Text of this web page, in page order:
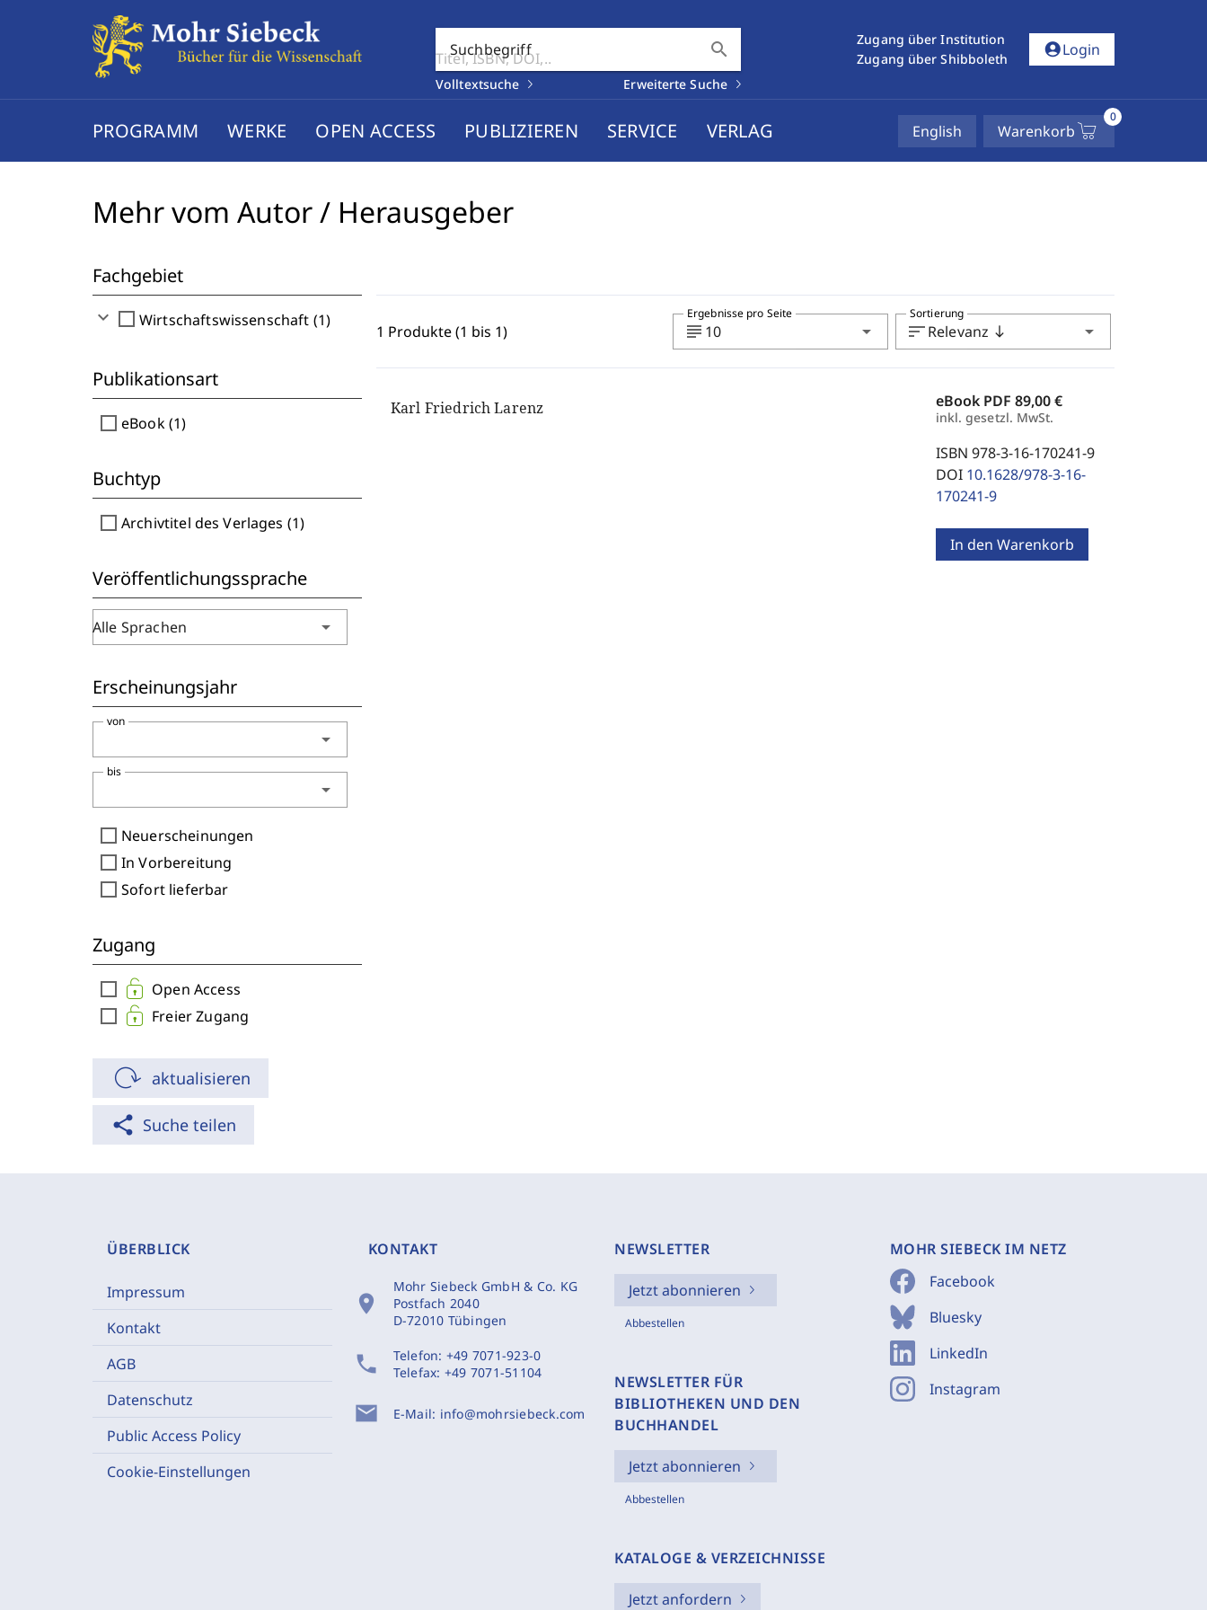
Suchbegriff search
Volltextsuche Erweiterte Suche
Zugang über Institution
Zugang über Shibboleth
account_circleLogin
PROGRAMM WERKE OPEN ACCESS PUBLIZIEREN SERVICE VERLAG English Warenkorb
0
Mehr vom Autor / Herausgeber
Fachgebiet
expand_more check_box_outline_blank Wirtschaftswissenschaft (1)
Publikationsart
check_box_outline_blank eBook (1)
Buchtyp
check_box_outline_blank Archivtitel des Verlages (1)
Veröffentlichungssprache
Alle Sprachen arrow_drop_down
Erscheinungsjahr
arrow_drop_down
von
arrow_drop_down
bis
check_box_outline_blank Neuerscheinungen
check_box_outline_blank In Vorbereitung
check_box_outline_blank Sofort lieferbar
Zugang
check_box_outline_blank Open Access
check_box_outline_blank Freier Zugang
aktualisieren
share Suche teilen
1 Produkte (1 bis 1) subject 10 arrow_drop_down
Ergebnisse pro Seite
sortRelevanz south arrow_drop_down
Sortierung
Karl Friedrich Larenz eBook PDF 89,00 €
inkl. gesetzl. MwSt.
ISBN 978-3-16-170241-9
DOI 10.1628/978-3-16-
170241-9
In den Warenkorb
ÜBERBLICK
Impressum
Kontakt
AGB
Datenschutz
Public Access Policy
Cookie-Einstellungen
KONTAKT
location_on
Mohr Siebeck GmbH & Co. KG
Postfach 2040
D-72010 Tübingen
phone Telefon: +49 7071-923-0
Telefax: +49 7071-51104
mail E-Mail: info@mohrsiebeck.com
NEWSLETTER
Jetzt abonnieren
Abbestellen
NEWSLETTER FÜR
BIBLIOTHEKEN UND DEN
BUCHHANDEL
Jetzt abonnieren
Abbestellen
KATALOGE & VERZEICHNISSE
Jetzt anfordern
MOHR SIEBECK IM NETZ
Facebook
Bluesky
LinkedIn
Instagram